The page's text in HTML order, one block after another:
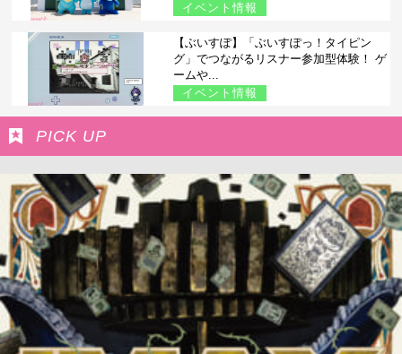
イベント情報
【ぶいすぽ】「ぶいすぽっ！タイピン
グ」でつながるリスナー参加型体験！ ゲ
ームや...
イベント情報
PICK UP